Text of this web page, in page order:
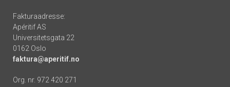
Fakturaadresse:
Apéritif AS
Universitetsgata 22
0162 Oslo
faktura@aperitif.no
Org. nr. 972 420 271